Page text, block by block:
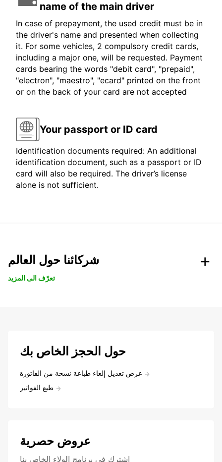
name of the main driver
In case of prepayment, the used credit must be in
the driver's name and presented when collecting
it. For some vehicles, 2 compulsory credit cards,
including a major one, will be requested. Payment
cards bearing the words "debit card", "prepaid",
"electron", "maestro", "ecard" printed on the front
or on the back of your card are not accepted
Your passport or ID card
Identification documents required: An additional
identification document, such as a passport or ID
card will also be required. The driver’s license
alone is not sufficient.
شركائنا حول العالم
تعرّف الى المزيد
حول الحجز الخاص بك
عرض تعديل إلغاء طباعة نسخة من الفاتورة
طبع الفواتير
عروض حصرية
اشترك في برنامج الولاء الخاص بنا